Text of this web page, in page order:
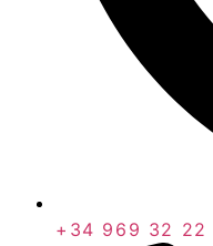
+34 969 32 22